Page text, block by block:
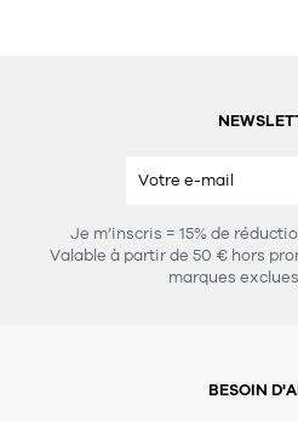
Je m’inscris = 15% de
Valable à partir de 50 € hors
marques
BESOIN